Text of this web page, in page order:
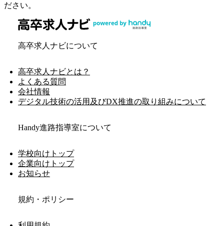
ださい。
高卒求人ナビについて
高卒求人ナビとは？
よくある質問
会社情報
デジタル技術の活用及びDX推進の取り組みについて
Handy進路指導室について
学校向けトップ
企業向けトップ
お知らせ
規約・ポリシー